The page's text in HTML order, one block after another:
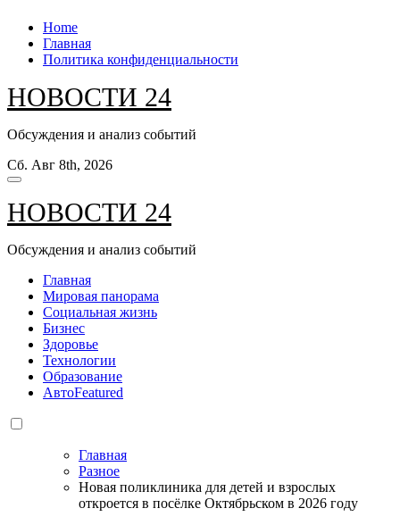
Перейти
содержанию
Home
Главная
Политика конфиденциальности
НОВОСТИ 24
Обсуждения и анализ событий
Сб. Авг 8th, 2026
НОВОСТИ 24
Обсуждения и анализ событий
Главная
Мировая панорама
Социальная жизнь
Бизнес
Здоровье
Технологии
Образование
АвтоFeatured
Главная
Разное
Новая поликлиника для детей и взрослых
откроется в посёлке Октябрьском в 2026 году